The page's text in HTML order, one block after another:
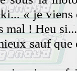
« je viens
mal ! Heu si...
sauf que